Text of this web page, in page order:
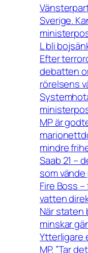
Sverige.
L bli
Efter
debatten
rörelsens
MP är
mindre
Saab 21 –
som
Fire Boss
vatten
När staten
minskar
Ytterligare
MP. ”Tar